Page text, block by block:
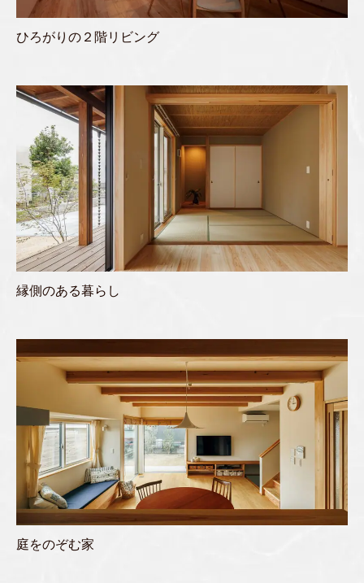
ひろがりの２階リビング
縁側のある暮らし
庭をのぞむ家